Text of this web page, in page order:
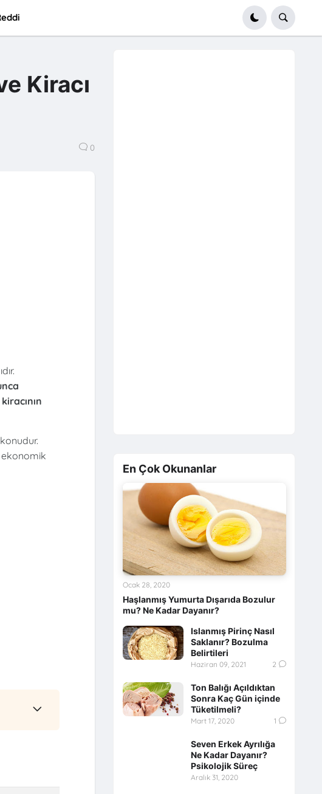
Kiracı
0
ekonomik
En Çok Okunanlar
Haşlanmış Yumurta Dışarıda Bozulur
mu? Ne Kadar Dayanır?
Ocak 28, 2020
Islanmış Pirinç Nasıl
Saklanır? Bozulma
Belirtileri
Haziran 09, 2021 2
Ton Balığı Açıldıktan
Sonra Kaç Gün içinde
Tüketilmeli?
Mart 17, 2020 1
Seven Erkek Ayrılığa
Ne Kadar Dayanır?
Psikolojik Süreç
Aralık 31, 2020